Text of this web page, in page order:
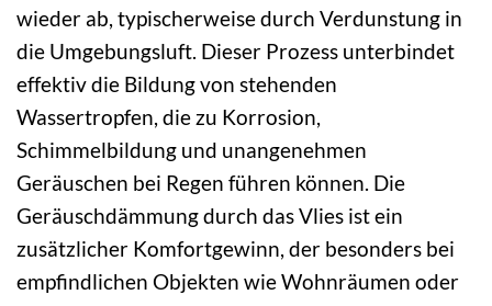
wieder ab, typischerweise durch Verdunstung in
die Umgebungsluft. Dieser Prozess unterbindet
effektiv die Bildung von stehenden
Wassertropfen, die zu Korrosion,
Schimmelbildung und unangenehmen
Geräuschen bei Regen führen können. Die
Geräuschdämmung durch das Vlies ist ein
zusätzlicher Komfortgewinn, der besonders bei
empfindlichen Objekten wie Wohnräumen oder